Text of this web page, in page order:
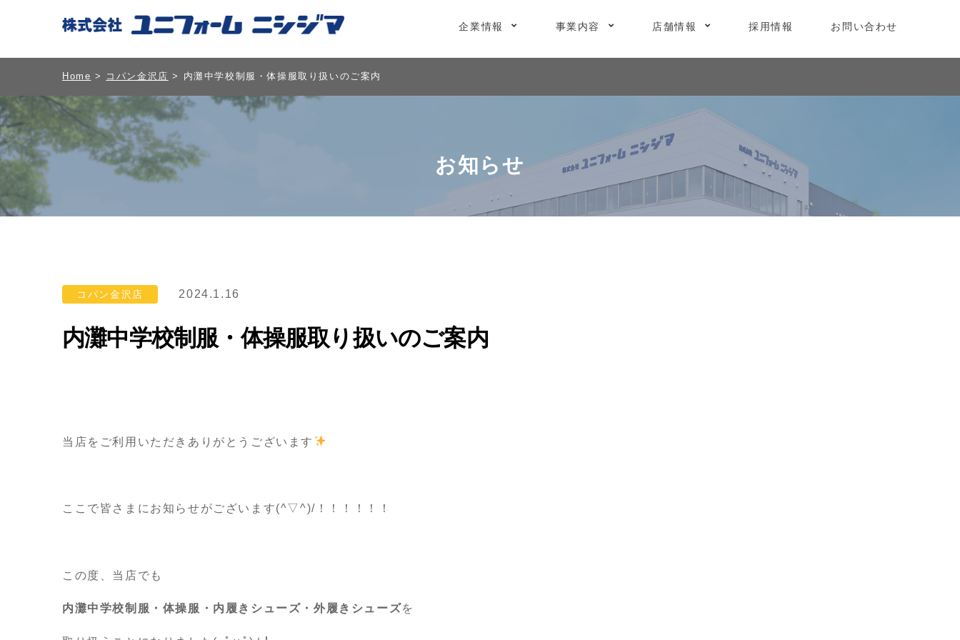
企業情報 事業内容 店舗情報 採用情報 お問い合わせ
Home > コパン金沢店 > 内灘中学校制服・体操服取り扱いのご案内
お知らせ
コパン金沢店 2024.1.16
内灘中学校制服・体操服取り扱いのご案内
当店をご利用いただきありがとうございます
ここで皆さまにお知らせがございます(^▽^)/！！！！！！
この度、当店でも
内灘中学校制服・体操服・内履きシューズ・外履きシューズを